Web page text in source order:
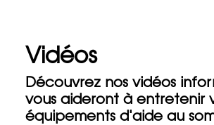
Découvrez nos vidéos
vous aideront à entretenir
équipements d'aide au
Vidéos